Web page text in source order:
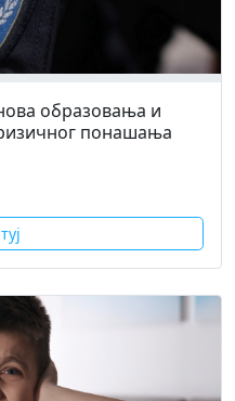
образовања и
понашања